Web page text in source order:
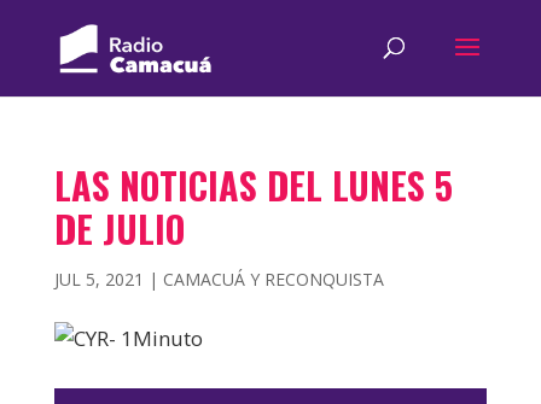
LAS NOTICIAS DEL LUNES 5
DE JULIO
JUL 5, 2021 | CAMACUÁ Y RECONQUISTA